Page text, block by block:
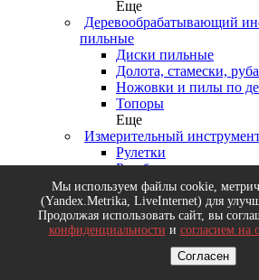
Еще
Деревообрабатывающий
пильные
Диски пильные
Долота, стамески,
Ножовки и пилы по
Топоры
Еще
Измерительный
Рулетки
Резьбомеры, щупы
Уровни, правила,
Микрометры,
Еще
Малярный инструмент
Валики, ролики
Кисти круглые,
Мы используем файлы cookie,
(Yandex.Metrika, LiveInternet) для
Продолжая использовать сайт, вы
конфиденциальности и согласием на
Согласен